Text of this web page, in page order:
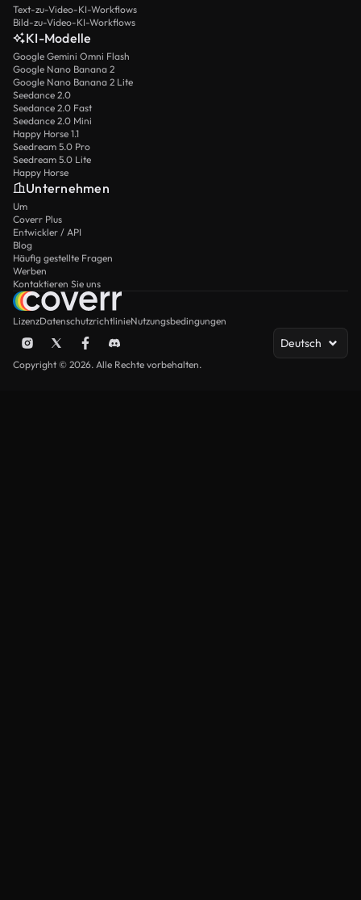
Text-zu-Video-KI-Workflows
Bild-zu-Video-KI-Workflows
KI-Modelle
Google Gemini Omni Flash
Google Nano Banana 2
Google Nano Banana 2 Lite
Seedance 2.0
Seedance 2.0 Fast
Seedance 2.0 Mini
Happy Horse 1.1
Seedream 5.0 Pro
Seedream 5.0 Lite
Happy Horse
Unternehmen
Um
Coverr Plus
Entwickler / API
Blog
Häufig gestellte Fragen
Werben
Kontaktieren Sie uns
LizenzDatenschutzrichtlinieNutzungsbedingungen
Deutsch
Copyright © 2026. Alle Rechte vorbehalten.